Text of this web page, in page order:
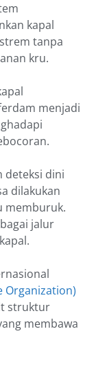
kapal
tanpa
kru.
menjadi
deteksi dini
dilakukan
memburuk.
jalur
Organization)
struktur
membawa